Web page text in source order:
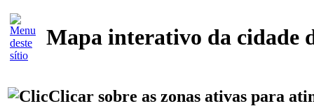
Mapa interativo da cidade
Clicar sobre as zonas ativas para